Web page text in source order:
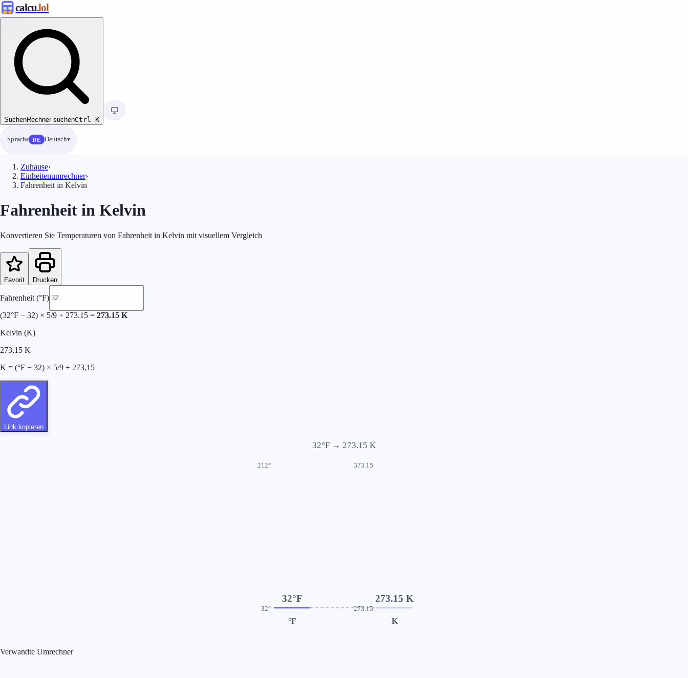
calcu.lol
SuchenRechner suchenCtrl K
Sprache DE Deutsch
Zuhause›
Einheitenumrechner›
Fahrenheit in Kelvin
Fahrenheit in Kelvin
Konvertieren Sie Temperaturen von Fahrenheit in Kelvin mit visuellem Vergleich
Favorit Drucken
Fahrenheit (°F)
(32°F − 32) × 5/9 + 273.15 = 273.15 K
Kelvin (K)
273,15 K
K = (°F − 32) × 5/9 + 273,15
Link kopieren
32°F →273.15 K
32°
212°
32°F
°F
273.15
373.15
273.15 K
K
Verwandte Umrechner